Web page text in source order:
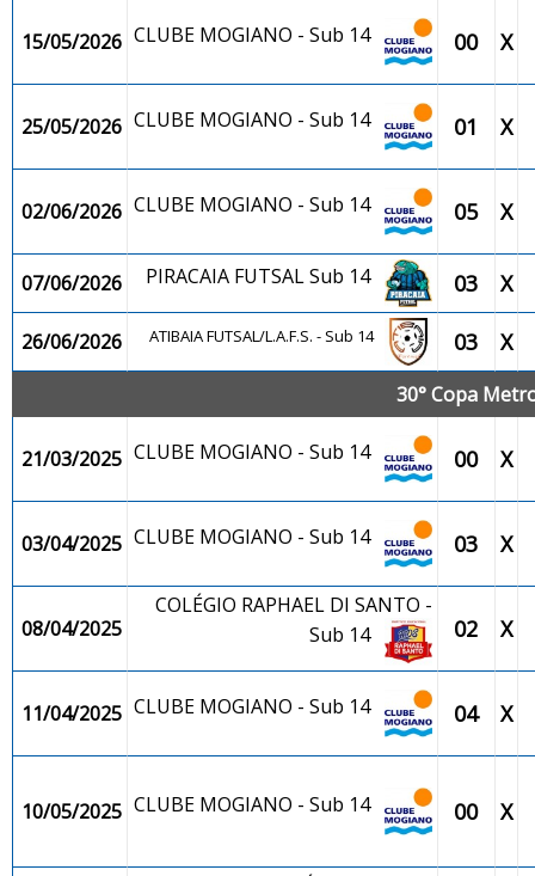
15/05/2026 CLUBE MOGIANO - Sub 14 00 X
25/05/2026 CLUBE MOGIANO - Sub 14 01 X
02/06/2026 CLUBE MOGIANO - Sub 14 05 X
07/06/2026 PIRACAIA FUTSAL Sub 14 03 X
26/06/2026 ATIBAIA FUTSAL/L.A.F.S. - Sub 14 03 X
30° Copa
21/03/2025 CLUBE MOGIANO - Sub 14 00 X
03/04/2025 CLUBE MOGIANO - Sub 14 03 X
08/04/2025
COLÉGIO RAPHAEL DI SANTO -
Sub 14
02 X
11/04/2025 CLUBE MOGIANO - Sub 14 04 X
10/05/2025 CLUBE MOGIANO - Sub 14 00 X